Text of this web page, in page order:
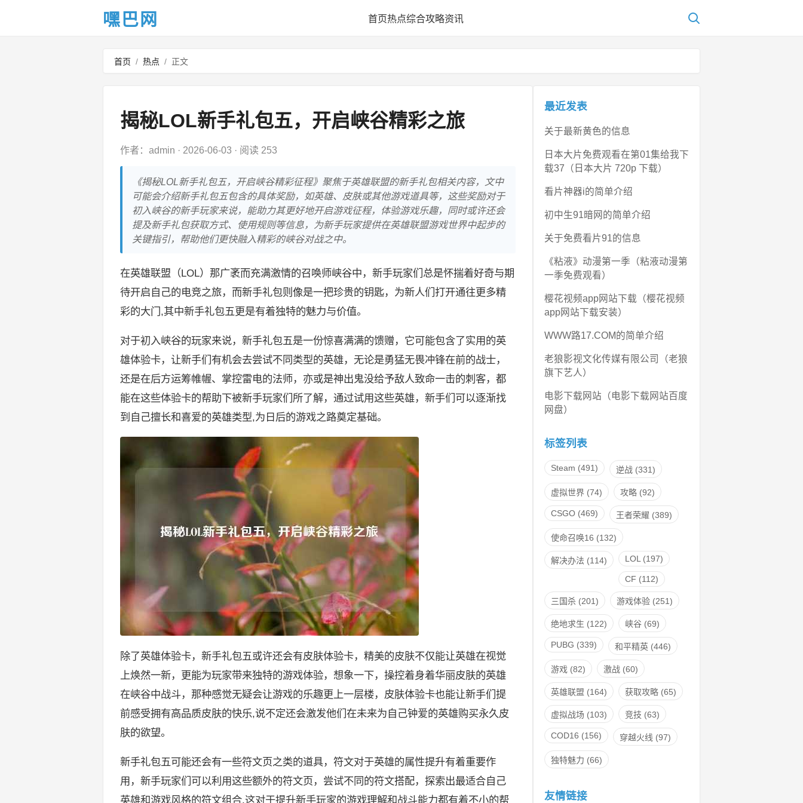
嘿巴网 首页热点综合攻略资讯
首页 / 热点 / 正文
揭秘LOL新手礼包五，开启峡谷精彩之旅
作者：admin · 2026-06-03 · 阅读 253
《揭秘LOL新手礼包五，开启峡谷精彩征程》聚焦于英雄联盟的新手礼包相关内容，文中
可能会介绍新手礼包五包含的具体奖励，如英雄、皮肤或其他游戏道具等，这些奖励对于
初入峡谷的新手玩家来说，能助力其更好地开启游戏征程，体验游戏乐趣，同时或许还会
提及新手礼包获取方式、使用规则等信息，为新手玩家提供在英雄联盟游戏世界中起步的
关键指引，帮助他们更快融入精彩的峡谷对战之中。
在英雄联盟（LOL）那广袤而充满激情的召唤师峡谷中，新手玩家们总是怀揣着好奇与期
待开启自己的电竞之旅，而新手礼包则像是一把珍贵的钥匙，为新人们打开通往更多精
彩的大门,其中新手礼包五更是有着独特的魅力与价值。
对于初入峡谷的玩家来说，新手礼包五是一份惊喜满满的馈赠，它可能包含了实用的英
雄体验卡，让新手们有机会去尝试不同类型的英雄，无论是勇猛无畏冲锋在前的战士，
还是在后方运筹帷幄、掌控雷电的法师，亦或是神出鬼没给予敌人致命一击的刺客，都
能在这些体验卡的帮助下被新手玩家们所了解，通过试用这些英雄，新手们可以逐渐找
到自己擅长和喜爱的英雄类型,为日后的游戏之路奠定基础。
除了英雄体验卡，新手礼包五或许还会有皮肤体验卡，精美的皮肤不仅能让英雄在视觉
上焕然一新，更能为玩家带来独特的游戏体验，想象一下，操控着身着华丽皮肤的英雄
在峡谷中战斗，那种感觉无疑会让游戏的乐趣更上一层楼，皮肤体验卡也能让新手们提
前感受拥有高品质皮肤的快乐,说不定还会激发他们在未来为自己钟爱的英雄购买永久皮
肤的欲望。
新手礼包五可能还会有一些符文页之类的道具，符文对于英雄的属性提升有着重要作
用，新手玩家们可以利用这些额外的符文页，尝试不同的符文搭配，探索出最适合自己
英雄和游戏风格的符文组合,这对于提升新手玩家的游戏理解和战斗能力都有着不小的帮
最近发表
关于最新黄色的信息
日本大片免费观看在第01集给我下
载37（日本大片 720p 下载）
看片神器i的简单介绍
初中生91暗网的简单介绍
关于免费看片91的信息
《粘液》动漫第一季（粘液动漫第
一季免费观看）
樱花视频app网站下载（樱花视频
app网站下载安装）
WWW路17.COM的简单介绍
老狼影视文化传媒有限公司（老狼
旗下艺人）
电影下载网站（电影下载网站百度
网盘）
标签列表
Steam (491) 逆战 (331)
虚拟世界 (74) 攻略 (92)
CSGO (469) 王者荣耀 (389)
使命召唤16 (132)
解决办法 (114) LOL (197)
CF (112)
三国杀 (201) 游戏体验 (251)
绝地求生 (122) 峡谷 (69)
PUBG (339) 和平精英 (446)
游戏 (82) 激战 (60)
英雄联盟 (164) 获取攻略 (65)
虚拟战场 (103) 竞技 (63)
COD16 (156) 穿越火线 (97)
独特魅力 (66)
友情链接